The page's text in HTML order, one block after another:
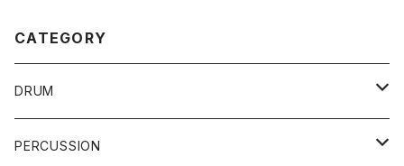
CATEGORY
DRUM
DRUM SET
PERCUSSION